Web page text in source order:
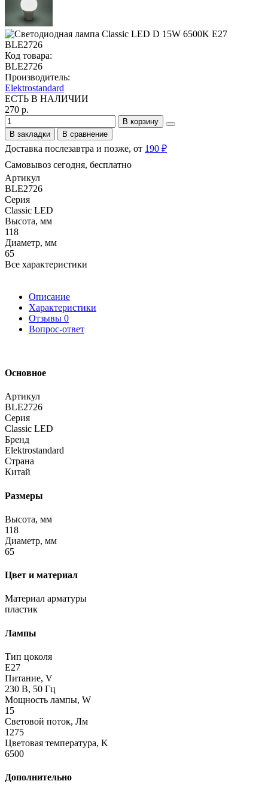
Код товара:
BLE2726
Производитель:
Elektrostandard
ЕСТЬ В НАЛИЧИИ
270 р.
В корзину
В закладки
В сравнение
Доставка послезавтра и позже, от 190 ₽
Самовывоз сегодня, бесплатно
Артикул
BLE2726
Серия
Classic LED
Высота, мм
118
Диаметр, мм
65
Все характеристики
Описание
Характеристики
Отзывы 0
Вопрос-ответ
Основное
Артикул
BLE2726
Серия
Classic LED
Бренд
Elektrostandard
Страна
Китай
Размеры
Высота, мм
118
Диаметр, мм
65
Цвет и материал
Материал арматуры
пластик
Лампы
Тип цоколя
E27
Питание, V
230 В, 50 Гц
Мощность лампы, W
15
Световой поток, Лм
1275
Цветовая температура, K
6500
Дополнительно